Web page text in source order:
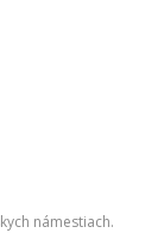
námestiach.